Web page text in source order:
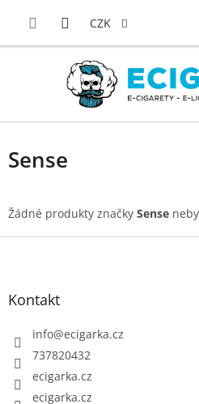
CZK
Sense
Žádné produkty značky Sense
Kontakt
info@ecigarka.cz
737820432
ecigarka.cz
ecigarka.cz